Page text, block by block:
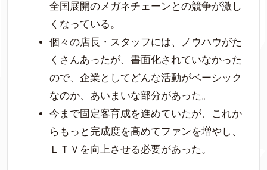
全国展開のメガネチェーンとの競争が激し
くなっている。
個々の店長・スタッフには、ノウハウがた
くさんあったが、書面化されていなかった
ので、企業としてどんな活動がベーシック
なのか、あいまいな部分があった。
今まで固定客育成を進めていたが、これか
らもっと完成度を高めてファンを増やし、
ＬＴＶを向上させる必要があった。